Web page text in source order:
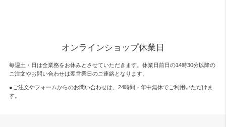
オンラインショップ休業日
毎週土・日は全業務をお休みとさせていただきます。休業日前日の14時30分以降の
ご注文やお問い合わせは翌営業日のご連絡となります。
●ご注文やフォームからのお問い合わせは、 24時間・年中無休でご利用いただけま
す。